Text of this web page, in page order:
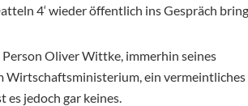
4‘ wieder öffentlich ins Gespräch
Person Oliver Wittke, immerhin seines
Wirtschaftsministerium, ein vermeintliches
es jedoch gar keines.